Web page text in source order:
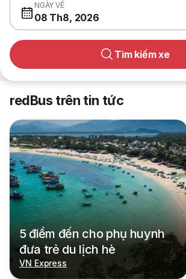
NGÀY VỀ
08 Th8, 2026
Tìm kiếm xe
redBus trên tin tức
5 điểm đến cho phụ huynh
đưa trẻ du lịch hè
VN Express